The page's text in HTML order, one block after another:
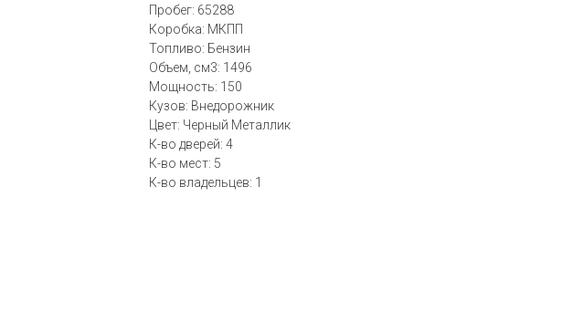
Пробег: 65288
Коробка: МКПП
Топливо: Бензин
Объем, см3: 1496
Мощность: 150
Кузов: Внедорожник
Цвет: Черный Металлик
К-во дверей: 4
К-во мест: 5
К-во владельцев: 1